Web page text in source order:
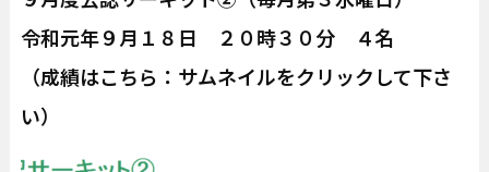
令和元年９月１８日 ２０時３０分 ４名
（成績はこちら：サムネイルをクリックして下さ
い）